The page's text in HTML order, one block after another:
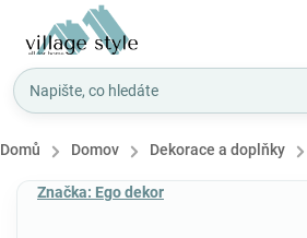
Domů / Domov / Dekorace a doplňky /
Značka: Ego dekor